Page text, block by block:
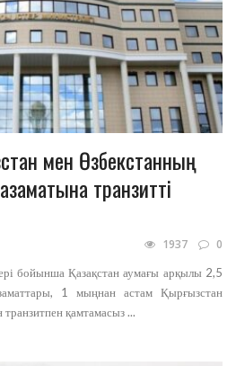
мен Өзбекстанның
транзитті
1937 0
бойынша Қазақстан аумағы арқылы 2,5
1 мыңнан астам Қырғызстан
қамтамасыз ...